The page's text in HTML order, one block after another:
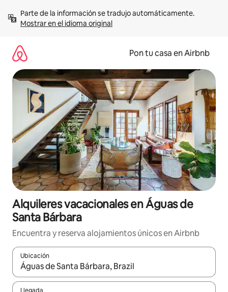
contenidoMostrar en el idioma original
Pon tu casa en Airbnb
Alquileres vacacionales en Águas de
Santa Bárbara
Encuentra y reserva alojamientos únicos en Airbnb
Ubicación
Cuando los resultados estén disponibles, navega con las